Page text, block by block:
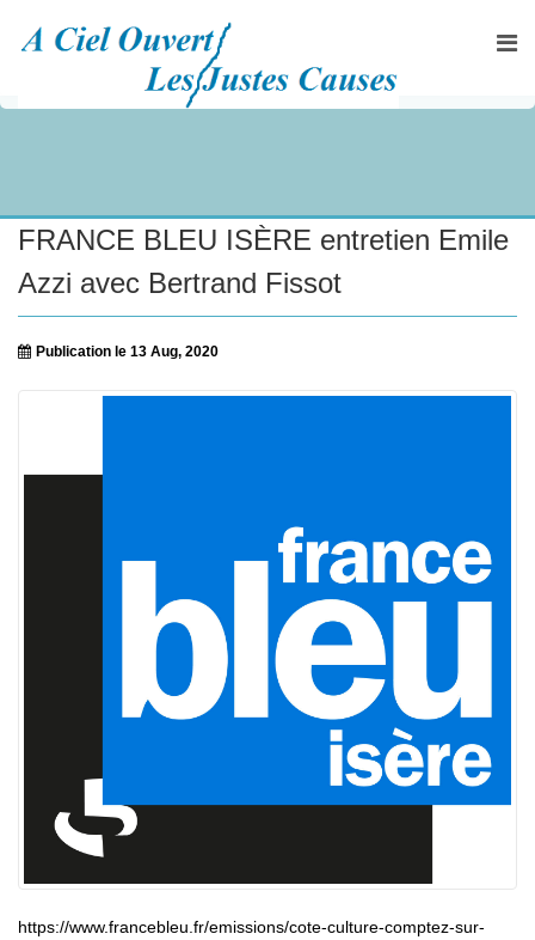
FRANCE BLEU ISÈRE entretien Emile
Azzi avec Bertrand Fissot
Publication le 13 Aug, 2020
https://www.francebleu.fr/emissions/cote-culture-comptez-sur-